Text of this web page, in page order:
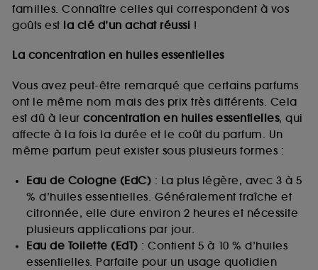
familles. Connaître celles qui correspondent à vos
goûts est la clé d’un achat réussi !
La concentration en huiles essentielles
Vous avez peut-être remarqué que certains parfums
ont le même nom mais des prix très différents. Cela
est dû à leur concentration en huiles essentielles, qui
affecte à la fois la durée et le coût du parfum. Un
même parfum peut exister sous plusieurs formes :
Eau de Cologne (EdC) : La plus légère, avec 3 à 5
% d’huiles essentielles. Généralement fraîche et
citronnée, elle dure environ 2 heures et nécessite
plusieurs applications par jour.
Eau de Toilette (EdT) : Contient 5 à 10 % d’huiles
essentielles. Parfaite pour un usage quotidien